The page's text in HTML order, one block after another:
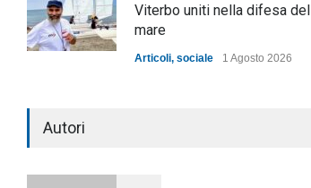
Viterbo uniti nella difesa del
mare
Articoli, sociale 1 Agosto 2026
Autori